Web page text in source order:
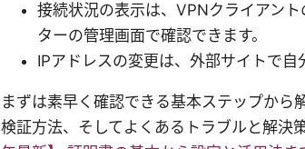
接続状況の表示は、VPNクライアン
ターの管理画面で確認できます。
IPアドレスの変更は、外部サイトで自
まずは素早く確認できる基本ステップから
検証方法、そしてよくあるトラブルと解決